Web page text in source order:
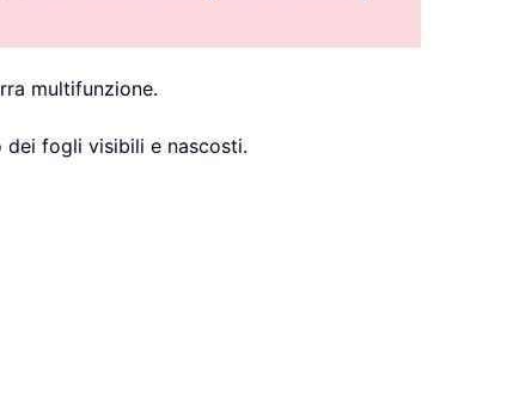
multifunzione.
fogli visibili e nascosti.